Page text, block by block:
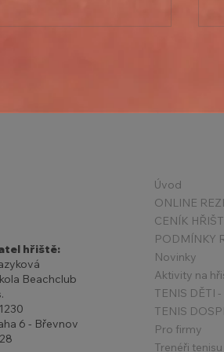
hřiště:
Beachclub
6 - Břevnov
Úvod
ONLINE
CENÍK
Novinky
Aktivity na
TENIS
Pro firmy
Trenéři tenisu